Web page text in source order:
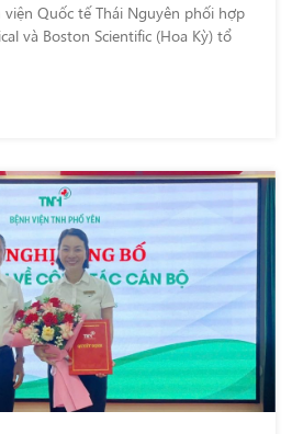
Quốc tế Thái Nguyên phối hợp
và Boston Scientific (Hoa Kỳ) tổ